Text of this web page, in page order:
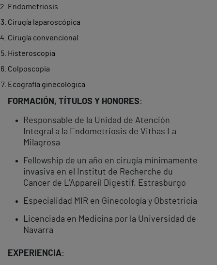
Endometriosis
Cirugía laparoscópica
Cirugía convencional
Histeroscopia
Colposcopia
Ecografía ginecológica
FORMACIÓN, TÍTULOS Y HONORES:
Responsable de la Unidad de Atención
Integral a la Endometriosis de Vithas La
Milagrosa
Fellowship de un año en cirugía mínimamente
invasiva en el Institut de Recherche du
Cancer de L’Appareil Digestif, Estrasburgo
Especialidad MIR en Ginecología y Obstetricia
Licenciada en Medicina por la Universidad de
Navarra
EXPERIENCIA: